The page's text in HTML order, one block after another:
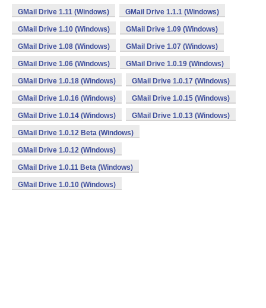
GMail Drive 1.11 (Windows) GMail Drive 1.1.1 (Windows)
GMail Drive 1.10 (Windows) GMail Drive 1.09 (Windows)
GMail Drive 1.08 (Windows) GMail Drive 1.07 (Windows)
GMail Drive 1.06 (Windows) GMail Drive 1.0.19 (Windows)
GMail Drive 1.0.18 (Windows) GMail Drive 1.0.17 (Windows)
GMail Drive 1.0.16 (Windows) GMail Drive 1.0.15 (Windows)
GMail Drive 1.0.14 (Windows) GMail Drive 1.0.13 (Windows)
GMail Drive 1.0.12 Beta (Windows)
GMail Drive 1.0.12 (Windows)
GMail Drive 1.0.11 Beta (Windows)
GMail Drive 1.0.10 (Windows)